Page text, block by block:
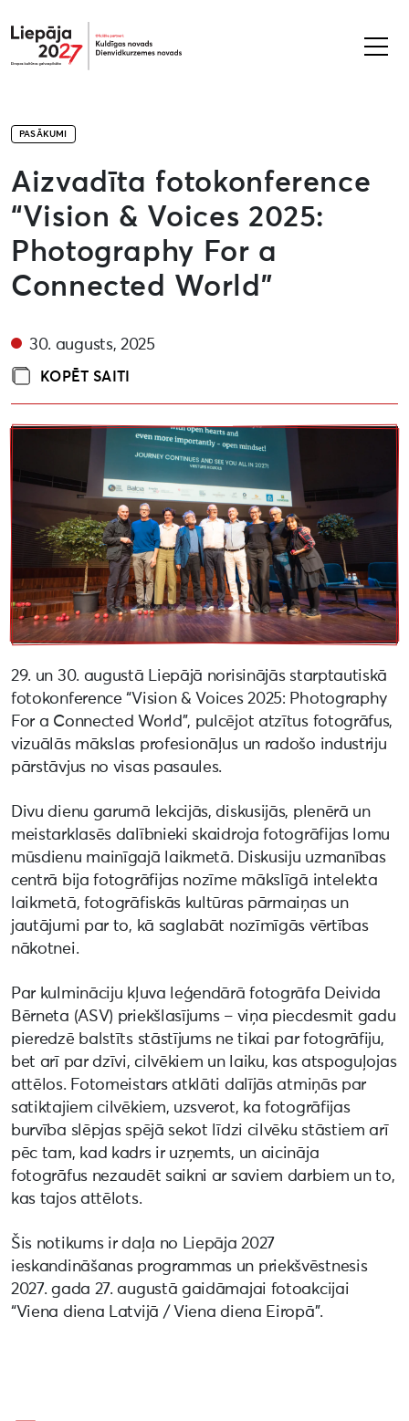
Liepāja2027
PASĀKUMI
Aizvadīta fotokonference
“Vision & Voices 2025:
Photography For a
Connected World”
30. augusts, 2025
KOPĒT SAITI
29. un 30. augustā Liepājā norisinājās starptautiskā
fotokonference “Vision & Voices 2025: Photography
For a Connected World”, pulcējot atzītus fotogrāfus,
vizuālās mākslas profesionāļus un radošo industriju
pārstāvjus no visas pasaules.
Divu dienu garumā lekcijās, diskusijās, plenērā un
meistarklasēs dalībnieki skaidroja fotogrāfijas lomu
mūsdienu mainīgajā laikmetā. Diskusiju uzmanības
centrā bija fotogrāfijas nozīme mākslīgā intelekta
laikmetā, fotogrāfiskās kultūras pārmaiņas un
jautājumi par to, kā saglabāt nozīmīgās vērtības
nākotnei.
Par kulmināciju kļuva leģendārā fotogrāfa Deivida
Bērneta (ASV) priekšlasījums – viņa piecdesmit gadu
pieredzē balstīts stāstījums ne tikai par fotogrāfiju,
bet arī par dzīvi, cilvēkiem un laiku, kas atspoguļojas
attēlos. Fotomeistars atklāti dalījās atmiņās par
satiktajiem cilvēkiem, uzsverot, ka fotogrāfijas
burvība slēpjas spējā sekot līdzi cilvēku stāstiem arī
pēc tam, kad kadrs ir uzņemts, un aicināja
fotogrāfus nezaudēt saikni ar saviem darbiem un to,
kas tajos attēlots.
Šis notikums ir daļa no Liepāja 2027
ieskandināšanas programmas un priekšvēstnesis
2027. gada 27. augustā gaidāmajai fotoakcijai
“Viena diena Latvijā / Viena diena Eiropā”.